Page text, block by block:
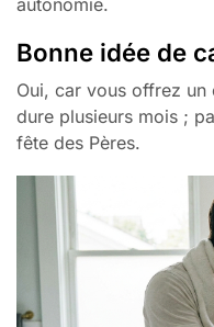
autonomie.
Bonne idée de
Oui, car vous offrez un
dure plusieurs mois ;
fête des Pères.